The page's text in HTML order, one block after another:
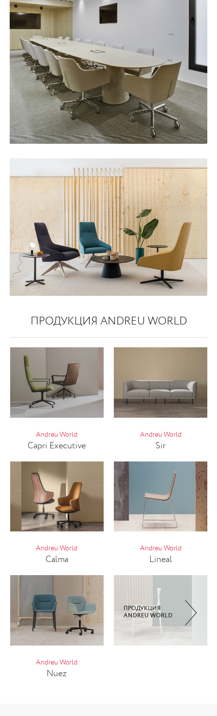
ПРОДУКЦИЯ ANDREU WORLD
Andreu World
Capri Executive
Andreu World
Sir
Andreu World
Calma
Andreu World
Lineal
Andreu World
Nuez
ПРОДУКЦИЯ
ANDREU WORLD